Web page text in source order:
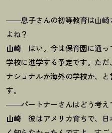
――息子さんの初等教育は山崎
よね？
山崎はい。今は保育園に通っ
学校に進学する予定です。た
ナショナルか海外の学校か、
す。
――パートナーさんはどう考え
山崎彼はアメリカ育ちで、日